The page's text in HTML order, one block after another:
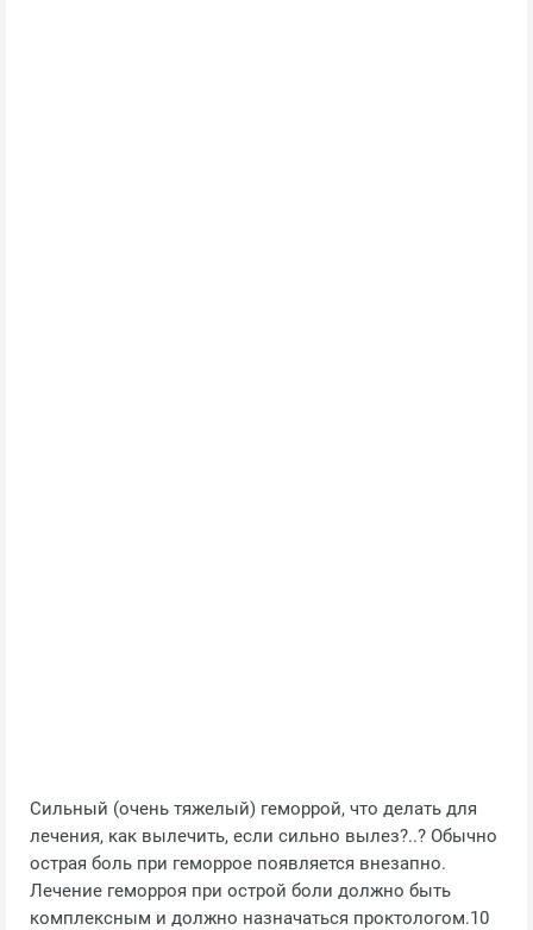
Сильный (очень тяжелый) геморрой, что делать для
лечения, как вылечить, если сильно вылез?..? Обычно
острая боль при геморрое появляется внезапно.
Лечение геморроя при острой боли должно быть
комплексным и должно назначаться проктологом.10